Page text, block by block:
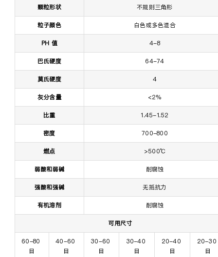
颗粒形状 不规则三角形
粒子颜色 白色或多色混合
PH 值 4-8
巴氏硬度 64-74
莫氏硬度 4
灰分含量 <2%
比重 1.45-1.52
密度 700-800
燃点 >500℃
弱酸和弱碱 耐腐蚀
强酸和强碱 无抵抗力
有机溶剂 耐腐蚀
可用尺寸
60-80
目
40-60
目
30-60
目
30-40
目
20-40
目
20-30
目